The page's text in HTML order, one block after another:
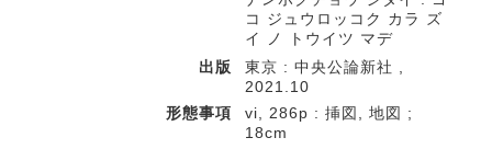
コ ジュウロッコク カラ ズ
イ ノ トウイツ マデ
出版
東京 : 中央公論新社 ,
2021.10
形態事項
vi, 286p : 挿図, 地図 ;
18cm